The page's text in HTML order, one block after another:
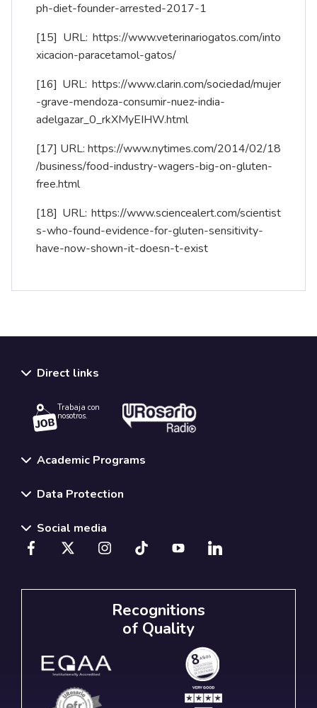
ph-diet-founder-arrested-2017-1
[15] URL: https://www.veterinariogatos.com/into
xicacion-paracetamol-gatos/
[16] URL: https://www.clarin.com/sociedad/mujer
-grave-mendoza-consumir-nuez-india-
adelgazar_0_rkXMyEIHW.html
[17] URL: https://www.nytimes.com/2014/02/18
/business/food-industry-wagers-big-on-gluten-
free.html
[18] URL: https://www.sciencealert.com/scientist
s-who-found-evidence-for-gluten-sensitivity-
have-now-shown-it-doesn-t-exist
Direct links
Trabaja con
nosotros.
Academic Programs
Data Protection
Social media
Recognitions
of Quality